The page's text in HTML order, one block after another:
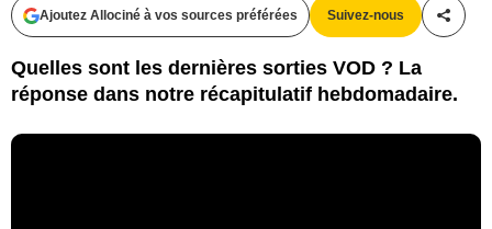
Ajoutez Allociné à vos sources préférées Suivez-nous
Quelles sont les dernières sorties VOD ? La
réponse dans notre récapitulatif hebdomadaire.